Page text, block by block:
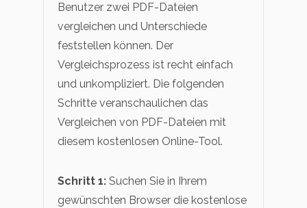
Benutzer zwei PDF-Dateien
vergleichen und Unterschiede
feststellen können. Der
Vergleichsprozess ist recht einfach
und unkompliziert. Die folgenden
Schritte veranschaulichen das
Vergleichen von PDF-Dateien mit
diesem kostenlosen Online-Tool.
Schritt 1: Suchen Sie in Ihrem
gewünschten Browser die kostenlose